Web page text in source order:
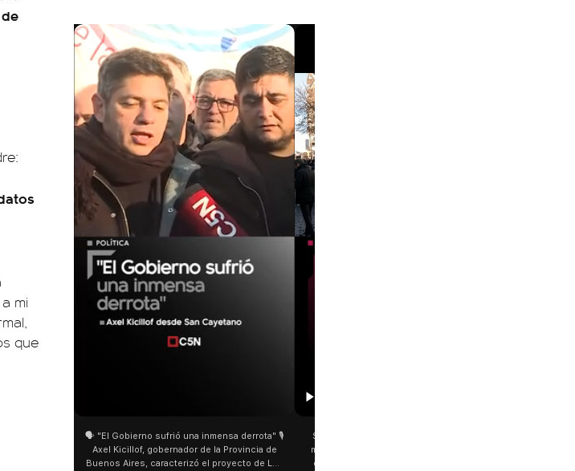
mi
que
una inmensa derrota" 🎙️
de la Provincia de
el proyecto de Ley
San Cayetano: Jorge García Cuerva juntó a
miles de peregrinos en Liniers El arzobispo
de Buenos Aires destacó la fortaleza de la